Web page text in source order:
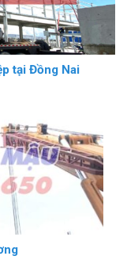
tại Đồng Nai